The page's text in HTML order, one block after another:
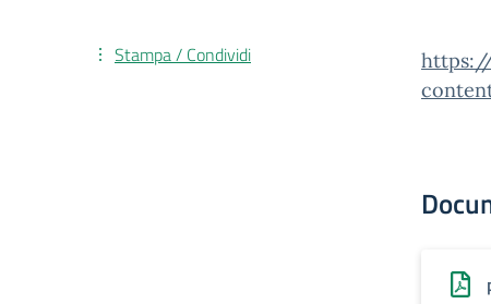
Stampa / Condividi